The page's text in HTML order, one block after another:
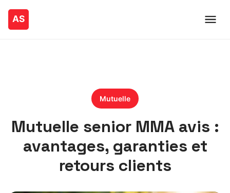
Mutuelle
Mutuelle senior MMA avis :
avantages, garanties et
retours clients